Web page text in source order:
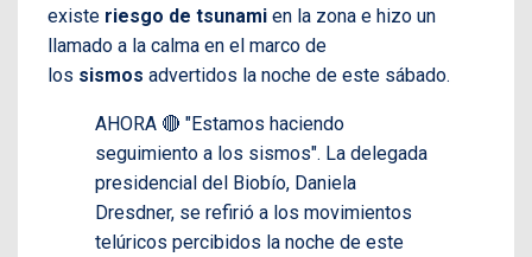
existe riesgo de tsunami en la zona e hizo un
llamado a la calma en el marco de
los sismos advertidos la noche de este sábado.
AHORA 🔴 "Estamos haciendo
seguimiento a los sismos". La delegada
presidencial del Biobío, Daniela
Dresdner, se refirió a los movimientos
telúricos percibidos la noche de este